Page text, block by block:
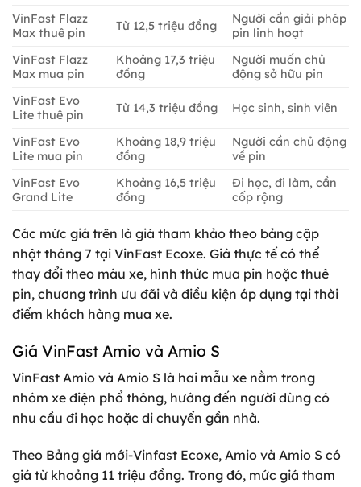
VinFast Flazz
Max thuê pin
Từ 12,5 triệu đồng
Người cần giải pháp
pin linh hoạt
VinFast Flazz
Max mua pin
Khoảng 17,3 triệu
đồng
Người muốn chủ
động sở hữu pin
VinFast Evo
Lite thuê pin
Từ 14,3 triệu đồng Học sinh, sinh viên
VinFast Evo
Lite mua pin
Khoảng 18,9 triệu
đồng
Người cần chủ động
về pin
VinFast Evo
Grand Lite
Khoảng 16,5 triệu
đồng
Đi học, đi làm, cần
cốp rộng
Các mức giá trên là giá tham khảo theo bảng cập
nhật tháng 7 tại VinFast Ecoxe. Giá thực tế có thể
thay đổi theo màu xe, hình thức mua pin hoặc thuê
pin, chương trình ưu đãi và điều kiện áp dụng tại thời
điểm khách hàng mua xe.
Giá VinFast Amio và Amio S
VinFast Amio và Amio S là hai mẫu xe nằm trong
nhóm xe điện phổ thông, hướng đến người dùng có
nhu cầu đi học hoặc di chuyển gần nhà.
Theo Bảng giá mới-Vinfast Ecoxe, Amio và Amio S có
giá từ khoảng 11 triệu đồng. Trong đó, mức giá tham